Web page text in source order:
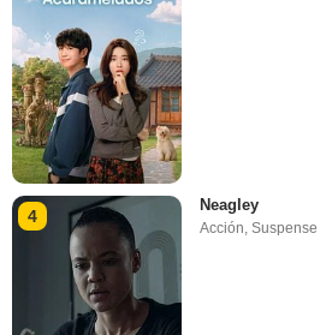
4
Neagley
Acción,Suspense